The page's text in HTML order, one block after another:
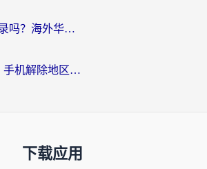
12123在国外能登录吗？海外华人必看的回国加速实用指南
海外党追剧必备：手机解除地区限制app怎么选？解决央视视频&国内剧地区限制全指南
下载应用